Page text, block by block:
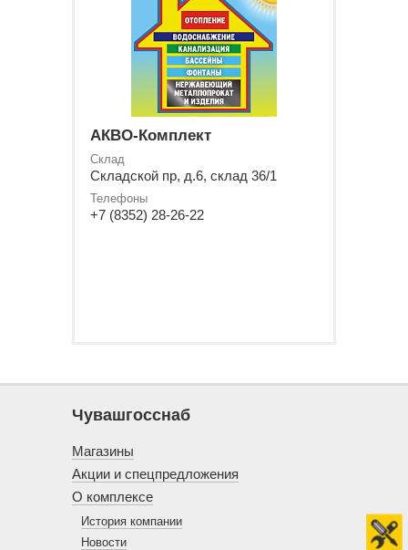
АКВО-Комплект
Склад
Складской пр, д.6, склад 36/1
Телефоны
+7 (8352) 28-26-22
Чувашгосснаб
Магазины
Акции и спецпредложения
О комплексе
История компании
Новости